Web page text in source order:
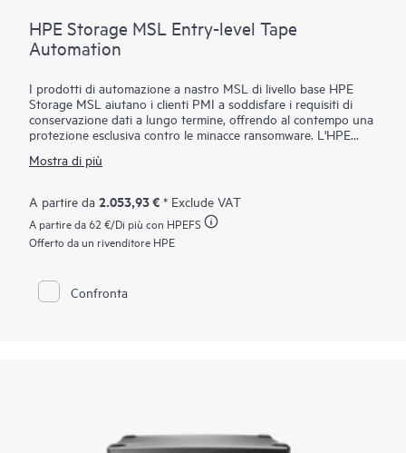
HPE Storage MSL Entry-level Tape
Automation
I prodotti di automazione a nastro MSL di livello base HPE
Storage MSL aiutano i clienti PMI a soddisfare i requisiti di
conservazione dati a lungo termine, offrendo al contempo una
protezione esclusiva contro le minacce ransomware. L'HPE
un'ampia gamma di opzioni di capacità con unità LTO-9, LTO-8
per aziende in crescita. Con HPE Command View for Tape
Libraries (CVTL) - parte della famiglia HPE Storage Tape
Library and Management Software — l'Autoloader MSL 1/8 è
facile da gestire da remoto, riducendo al minimo la necessità di
configurabile e caricatori rimovibili. La crittografia opzionale
dei dati protegge contro accessi non autorizzati, anche se un
Mostra di più
A partire da 2.053,93 € * Exclude VAT
A partire da62 €/Di più con HPEFS
Offerto da un rivenditore HPE
Confronta